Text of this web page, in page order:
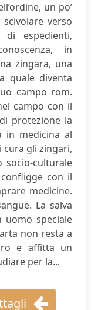
un po’
verso
espedienti,
in
zingara, una
quale diventa
campo rom.
campo con il
protezione la
in medicina al
cura gli zingari,
socio-culturale
con il
medicine.
La salva
speciale
non resta a
e affitta un
per la...